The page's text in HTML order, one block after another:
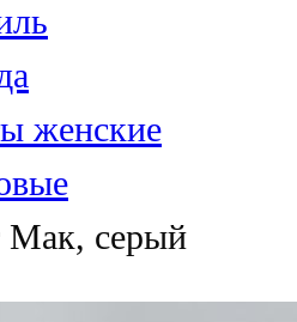
женские
Мак, серый